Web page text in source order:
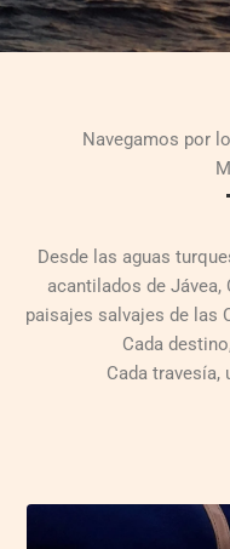
Navegamos por
Desde las aguas
acantilados de
paisajes salvajes de las
Cada
Cada travesía,